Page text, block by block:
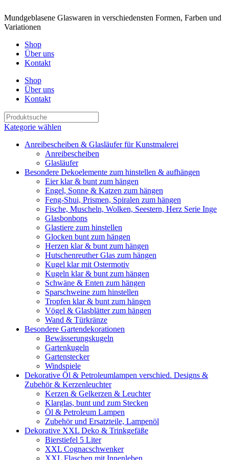
Mundgeblasene Glaswaren in verschiedensten Formen, Farben und
Variationen
Shop
Über uns
Kontakt
Shop
Über uns
Kontakt
Kategorie wählen
Anreibescheiben & Glasläufer für Kunstmalerei
Anreibescheiben
Glasläufer
Besondere Dekoelemente zum hinstellen & aufhängen
Eier klar & bunt zum hängen
Engel, Sonne & Katzen zum hängen
Feng-Shui, Prismen, Spiralen zum hängen
Fische, Muscheln, Wolken, Seestern, Herz Serie Inge
Glasbonbons
Glastiere zum hinstellen
Glocken bunt zum hängen
Herzen klar & bunt zum hängen
Hutschenreuther Glas zum hängen
Kugel klar mit Ostermotiv
Kugeln klar & bunt zum hängen
Schwäne & Enten zum hängen
Sparschweine zum hinstellen
Tropfen klar & bunt zum hängen
Vögel & Glasblätter zum hängen
Wand & Türkränze
Besondere Gartendekorationen
Bewässerungskugeln
Gartenkugeln
Gartenstecker
Windspiele
Dekorative Öl & Petroleumlampen verschied. Designs &
Zubehör & Kerzenleuchter
Kerzen & Gelkerzen & Leuchter
Klarglas, bunt und zum Stecken
Öl & Petroleum Lampen
Zubehör und Ersatzteile, Lampenöl
Dekorative XXL Deko & Trinkgefäße
Bierstiefel 5 Liter
XXL Cognacschwenker
XXL Flaschen mit Innenleben